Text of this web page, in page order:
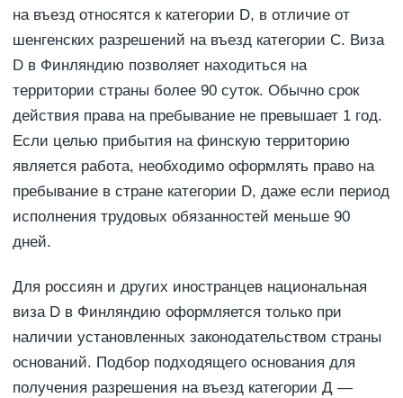
на въезд относятся к категории D, в отличие от
шенгенских разрешений на въезд категории С. Виза
D в Финляндию позволяет находиться на
территории страны более 90 суток. Обычно срок
действия права на пребывание не превышает 1 год.
Если целью прибытия на финскую территорию
является работа, необходимо оформлять право на
пребывание в стране категории D, даже если период
исполнения трудовых обязанностей меньше 90
дней.
Для россиян и других иностранцев национальная
виза D в Финляндию оформляется только при
наличии установленных законодательством страны
оснований. Подбор подходящего основания для
получения разрешения на въезд категории Д —